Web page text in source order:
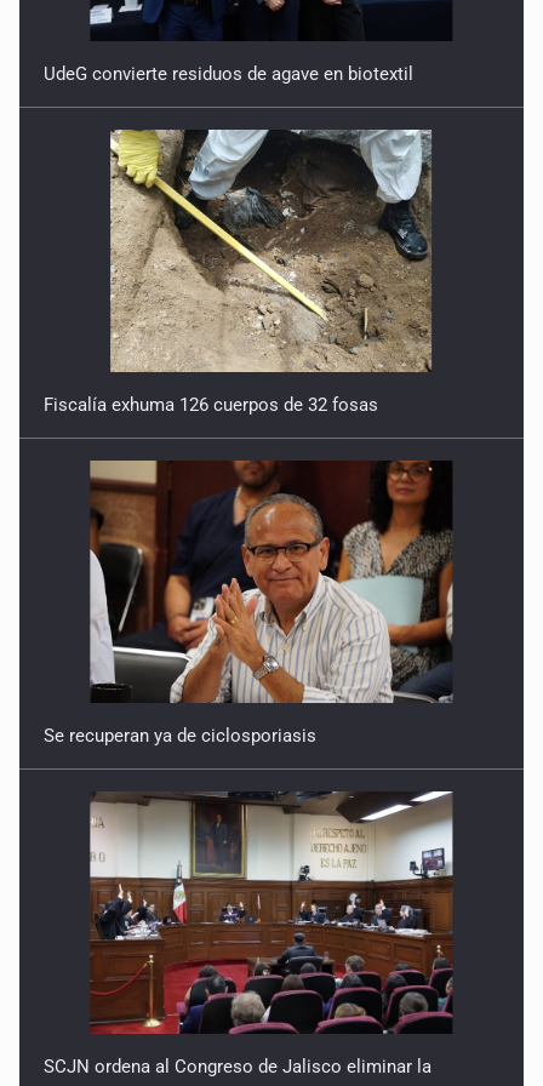
UdeG convierte residuos de agave en biotextil
Fiscalía exhuma 126 cuerpos de 32 fosas
Se recuperan ya de ciclosporiasis
SCJN ordena al Congreso de Jalisco eliminar la
adopción simple